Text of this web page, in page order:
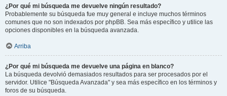
¿Por qué mi búsqueda me devuelve ningún resultado?
Probablemente su búsqueda fue muy general e incluye muchos términos
comunes que no son indexados por phpBB. Sea más específico y utilice las
opciones disponibles en la búsqueda avanzada.
Arriba
¿Por qué mi búsqueda me devuelve una página en blanco?
La búsqueda devolvió demasiados resultados para ser procesados por el
servidor. Utilice "Búsqueda Avanzada" y sea más específico en los términos y
foros de su búsqueda.